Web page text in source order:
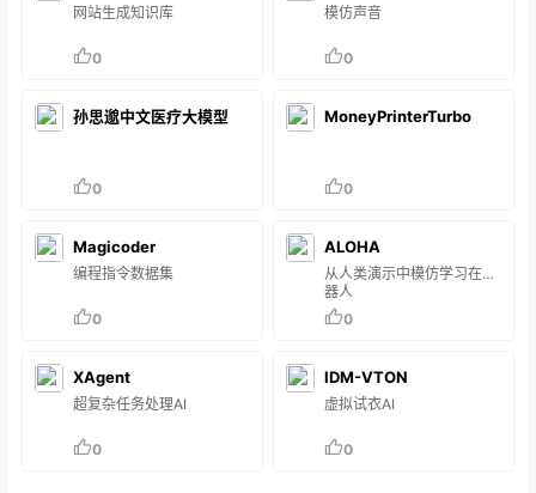
网站生成知识库
0
模仿声音
0
孙思邈中文医疗大模型
0
MoneyPrinterTurbo
0
Magicoder
编程指令数据集
0
ALOHA
从人类演示中模仿学习在机
器人
0
XAgent
超复杂任务处理AI
0
IDM-VTON
虚拟试衣AI
0